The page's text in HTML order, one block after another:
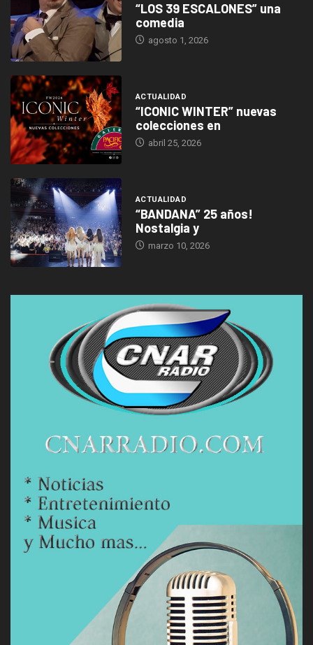
“LOS 39 ESCALONES” una
comedia
agosto 1, 2026
ACTUALIDAD
“ICONIC WINTER” nuevas
colecciones en
abril 25, 2026
ACTUALIDAD
“BANDANA” 25 años!
Nostalgia y
marzo 10, 2026